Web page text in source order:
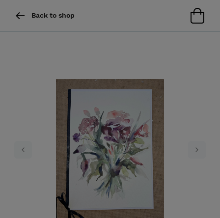
Back to shop
Previous Next